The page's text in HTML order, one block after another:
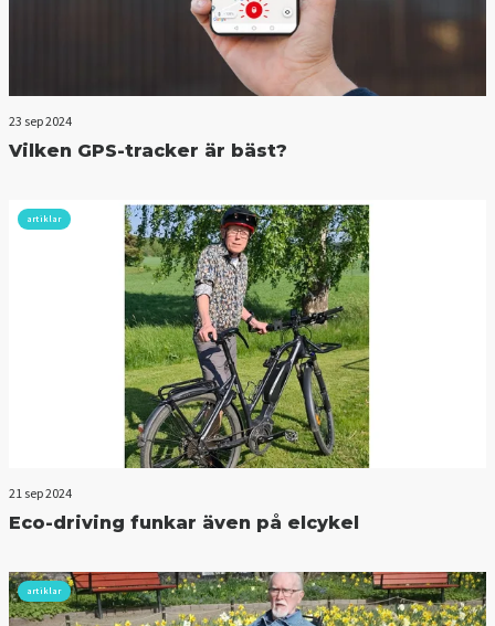
23 sep 2024
Vilken GPS-tracker är bäst?
artiklar
21 sep 2024
Eco-driving funkar även på elcykel
artiklar